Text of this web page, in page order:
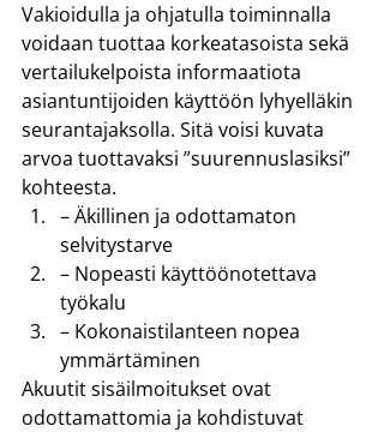
Vakioidulla ja ohjatulla toiminnalla
voidaan tuottaa korkeatasoista sekä
vertailukelpoista informaatiota
asiantuntijoiden käyttöön lyhyelläkin
seurantajaksolla. Sitä voisi kuvata
arvoa tuottavaksi ”suurennuslasiksi”
kohteesta.
– Äkillinen ja odottamaton
selvitystarve
– Nopeasti käyttöönotettava
työkalu
– Kokonaistilanteen nopea
ymmärtäminen
Akuutit sisäilmoitukset ovat
odottamattomia ja kohdistuvat